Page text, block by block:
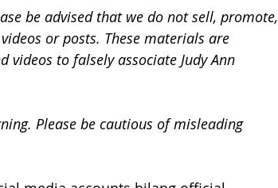
be advised that we do not sell, promote,
or posts. These materials are
videos to falsely associate Judy Ann
Please be cautious of misleading